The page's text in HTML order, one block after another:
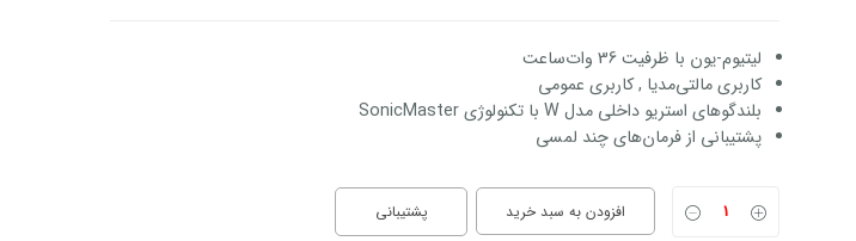
مشتری
لیتیوم-یون با ظرفیت 36 وات‌ساعت
کاربری مالتی‌مدیا , کاربری عمومی
بلندگوهای استریو داخلی مدل W با تکنولوژی SonicMaster
پشتیبانی از فرمان‌های چند لمسی
افزودن به سبد خرید پشتیبانی